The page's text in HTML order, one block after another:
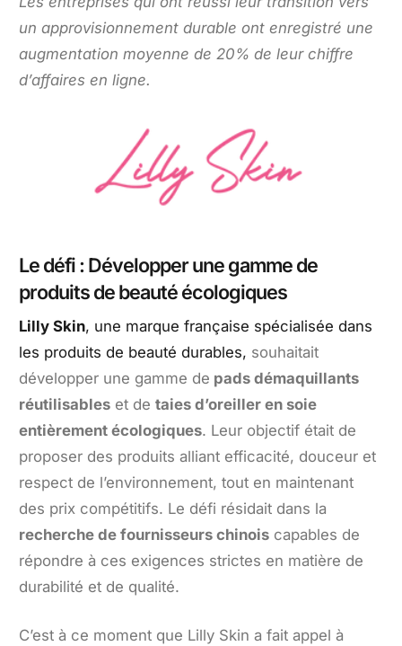
un approvisionnement durable ont enregistré une
augmentation moyenne de 20% de leur chiffre
d’affaires en ligne.
Le défi : Développer une gamme de
produits de beauté écologiques
Lilly Skin, une marque française spécialisée dans
les produits de beauté durables, souhaitait
développer une gamme de pads démaquillants
réutilisables et detaies d’oreiller en soie
entièrement écologiques. Leur objectif était de
proposer des produits alliant efficacité, douceur et
respect de l’environnement, tout en maintenant
des prix compétitifs. Le défi résidait dans la
recherche de fournisseurs chinois capables de
répondre à ces exigences strictes en matière de
durabilité et de qualité.
C’est à ce moment que Lilly Skin a fait appel à